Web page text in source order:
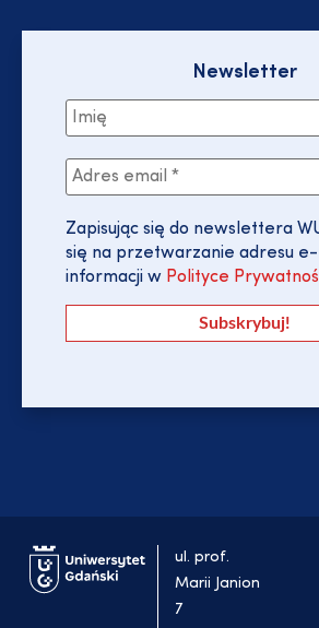
Newsletter
Zapisując się do newslettera
się na przetwarzanie adresu e-
informacji w Polityce
ul. prof.
Marii Janion
7